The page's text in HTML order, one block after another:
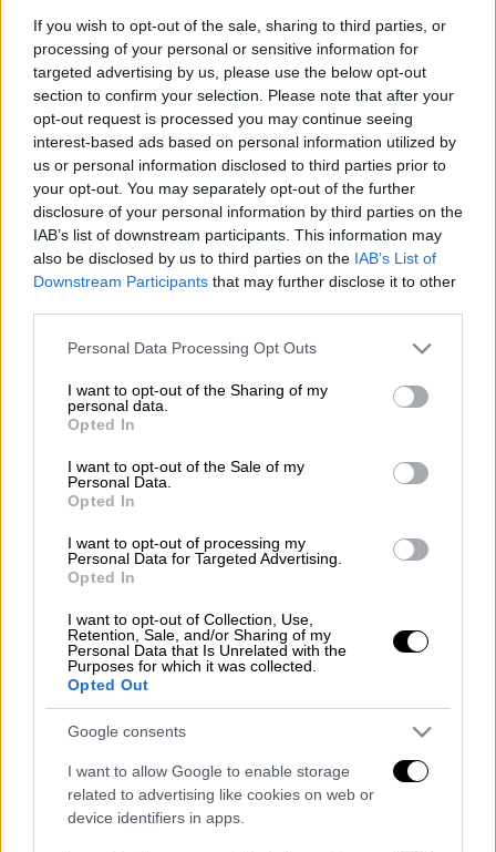
If you wish to opt-out of the sale, sharing to third parties, or
processing of your personal or sensitive information for
targeted advertising by us, please use the below opt-out
section to confirm your selection. Please note that after your
opt-out request is processed you may continue seeing
interest-based ads based on personal information utilized by
us or personal information disclosed to third parties prior to
your opt-out. You may separately opt-out of the further
disclosure of your personal information by third parties on the
IAB’s list of downstream participants. This information may
also be disclosed by us to third parties on the IAB’s List of
Downstream Participants that may further disclose it to other
Please note that this website/app uses one or more Google
not limited to your visit or usage behaviour. You may click to
grant or deny consent to Google and its third-party tags to
use your data for below specified purposes in below Google
consent section.
Personal Data Processing Opt Outs
I want to opt-out of the Sharing of my
personal data.
Opted In
I want to opt-out of the Sale of my
Personal Data.
Opted In
I want to opt-out of processing my
Personal Data for Targeted Advertising.
Opted In
I want to opt-out of Collection, Use,
Retention, Sale, and/or Sharing of my
Personal Data that Is Unrelated with the
Purposes for which it was collected.
Opted Out
Google consents
I want to allow Google to enable storage
related to advertising like cookies on web or
device identifiers in apps.
Κυριάκος Μητσοτάκης στη ΔΕΘ (AP)
Προσθέστε το ΕΘΝΟΣ στη Google
ΟΚυριάκος Μητσοτάκης θα μεταβεί αύριο
Σάββατο, 1 Οκτωβρίου, στη Σόφιατης
Βουλγαρίας.
Μητσοτάκη στη χώρα δεν είναι άλλος από
τελετή έναρξης
λειτουργίας του διασυνδετήριου
αγωγού
φυσικού αερίου
Ελλάδας - Βουλγαρίας IGB
όπως αναφέρει το γραφείο τύπου του
πρωθυπουργού.
ΟΛΕΣ ΟΙ ΕΙΔΗΣΕΙΣ
Προσαρτώνται στη Ρωσία 4 ουκρανικές
επαρχίες – Επίθεση Πούτιν στη Δύση,
πυρηνικές απειλές, αλλά και ετοιμότητα
για «απευθείας διαπραγματεύσεις με την
Όσα έχουν γίνει μέχρι στιγμής γνωστά
για το «σαμποτάζ» στους Nord Stream –